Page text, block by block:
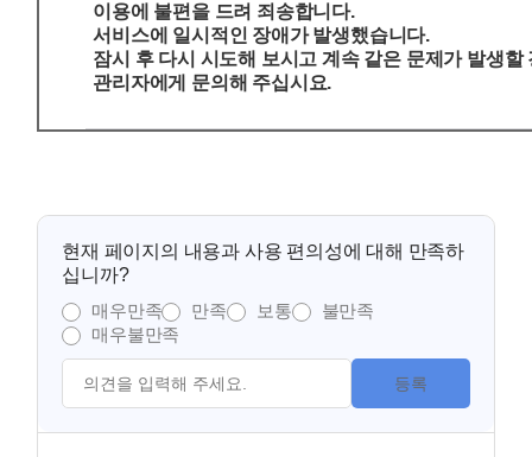
이용에 불편을 드려 죄송합니다.
서비스에 일시적인 장애가 발생했습니다.
잠시 후 다시 시도해 보시고 계속 같은 문제가 발생할
관리자에게 문의해 주십시요.
현재 페이지의 내용과 사용 편의성에 대해 만족하
십니까?
매우만족
만족 보통
불만족
매우불만족
등록